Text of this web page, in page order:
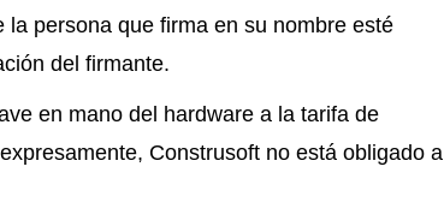
persona que firma en su nombre esté
del firmante.
en mano del hardware a la tarifa de
Construsoft no está obligado a